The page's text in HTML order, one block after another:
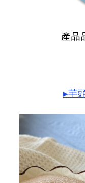
產品
▸芋